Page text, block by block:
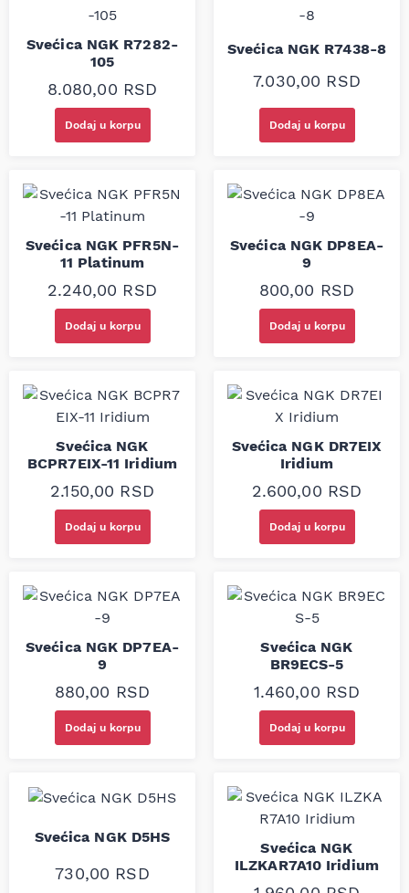
Svećica NGK R7282-
105
8.080,00 RSD
Dodaj u korpu
Svećica NGK R7438-8
7.030,00 RSD
Dodaj u korpu
Svećica NGK PFR5N-
11 Platinum
2.240,00 RSD
Dodaj u korpu
Svećica NGK DP8EA-
9
800,00 RSD
Dodaj u korpu
Svećica NGK
BCPR7EIX-11 Iridium
2.150,00 RSD
Dodaj u korpu
Svećica NGK DR7EIX
Iridium
2.600,00 RSD
Dodaj u korpu
Svećica NGK DP7EA-
9
880,00 RSD
Dodaj u korpu
Svećica NGK
BR9ECS-5
1.460,00 RSD
Dodaj u korpu
Svećica NGK D5HS
730,00 RSD
Svećica NGK
ILZKAR7A10 Iridium